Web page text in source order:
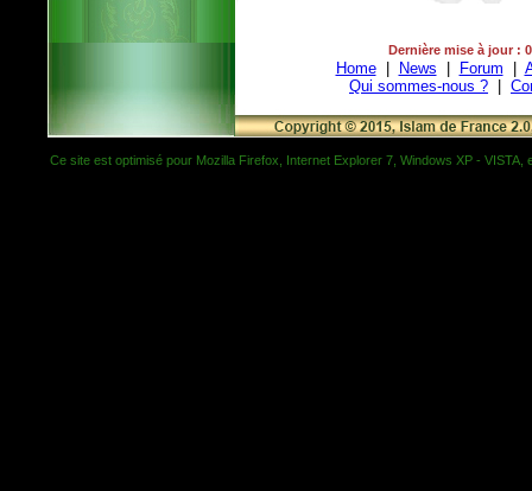
Dernière mise à jour :
Home| News Forum
Qui sommes-nous ?
Ce site est optimisé pour Mozilla Firefox, Internet Explorer 7, Windows XP -